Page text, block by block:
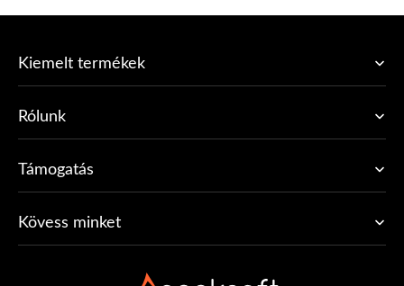
Kiemelt termékek
Rólunk
Támogatás
Kövess minket